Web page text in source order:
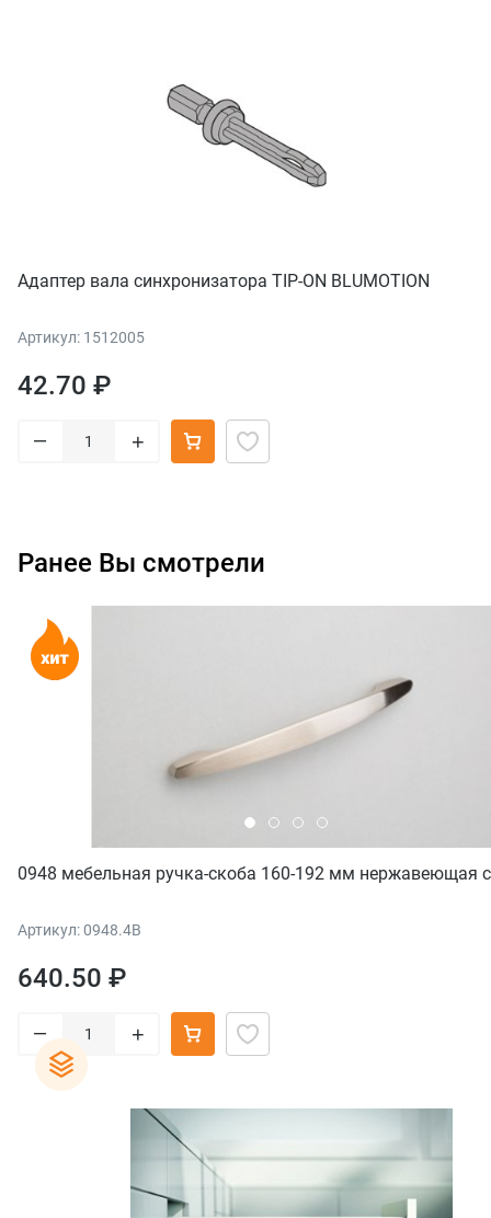
Адаптер вала синхронизатора TIP-ON BLUMOTION
Артикул: 1512005
42.70 ₽
– +
Ранее Вы смотрели
0948 мебельная ручка-скоба 160-192 мм нержавеющая
Артикул: 0948.4B
640.50 ₽
– +